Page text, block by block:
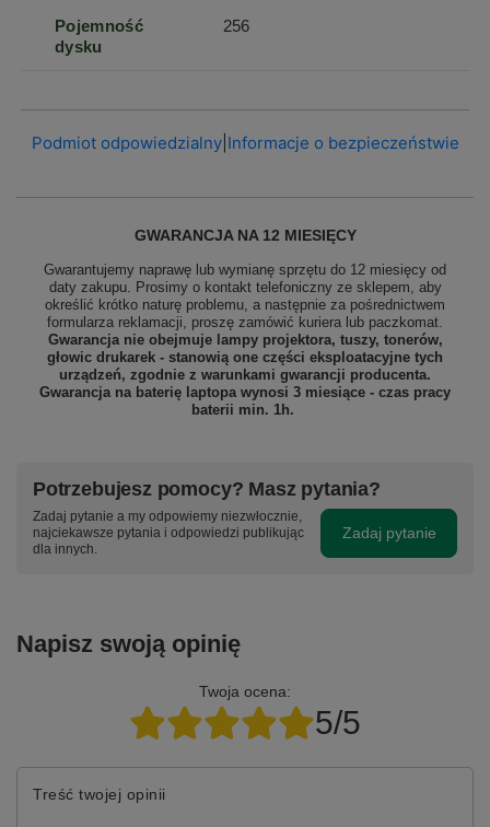
Pojemność
dysku
256
Podmiot odpowiedzialny| Informacje o bezpieczeństwie
GWARANCJA NA 12 MIESIĘCY
Gwarantujemy naprawę lub wymianę sprzętu do 12 miesięcy od
daty zakupu. Prosimy o kontakt telefoniczny ze sklepem, aby
określić krótko naturę problemu, a następnie za pośrednictwem
formularza reklamacji, proszę zamówić kuriera lub paczkomat.
Gwarancja nie obejmuje lampy projektora, tuszy, tonerów,
głowic drukarek - stanowią one części eksploatacyjne tych
urządzeń, zgodnie z warunkami gwarancji producenta.
Gwarancja na baterię laptopa wynosi 3 miesiące - czas pracy
baterii min. 1h.
Potrzebujesz pomocy? Masz pytania?
Zadaj pytanie a my odpowiemy niezwłocznie,
najciekawsze pytania i odpowiedzi publikując
dla innych.
Zadaj pytanie
Napisz swoją opinię
Twoja ocena:
5/5
Treść twojej opinii